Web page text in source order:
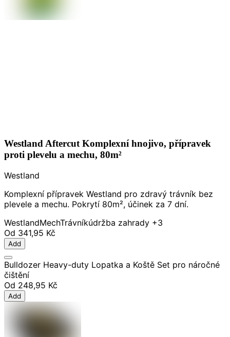
Westland Aftercut Komplexní hnojivo, přípravek
proti plevelu a mechu, 80m²
Westland
Komplexní přípravek Westland pro zdravý trávník bez
plevele a mechu. Pokrytí 80m², účinek za 7 dní.
WestlandMechTrávníkúdržba zahrady +3
Od 341,95 Kč
Add
Bulldozer Heavy-duty Lopatka a Koště Set pro náročné
čištění
Od 248,95 Kč
Add